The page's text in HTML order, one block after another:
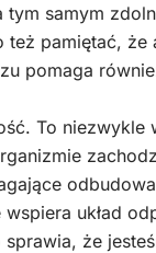
samym
też pamiętać, że
pomaga
To niezwykle
układ
że